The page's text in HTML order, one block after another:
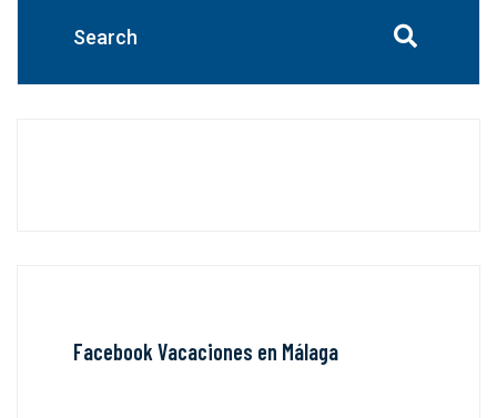
Facebook Vacaciones en Málaga